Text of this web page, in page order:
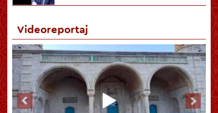
Videoreportaj